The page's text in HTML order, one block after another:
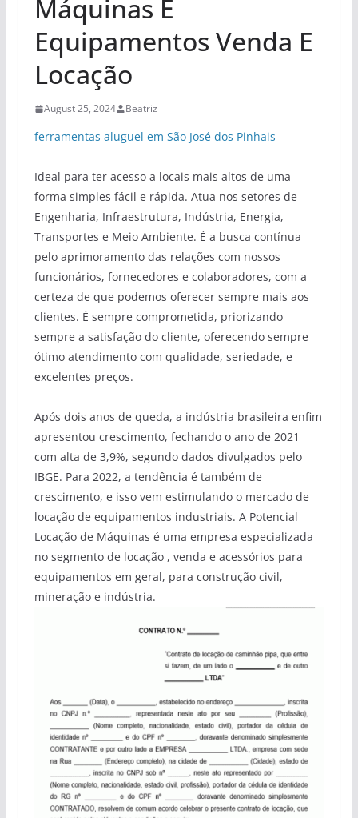
Máquinas E
Equipamentos Venda E
Locação
August 25, 2024 Beatriz
ferramentas aluguel em São José dos Pinhais
Ideal para ter acesso a locais mais altos de uma
forma simples fácil e rápida. Atua nos setores de
Engenharia, Infraestrutura, Indústria, Energia,
Transportes e Meio Ambiente. É a busca contínua
pelo aprimoramento das relações com nossos
funcionários, fornecedores e colaboradores, com a
certeza de que podemos oferecer sempre mais aos
clientes. É sempre comprometida, priorizando
sempre a satisfação do cliente, oferecendo sempre
ótimo atendimento com qualidade, seriedade, e
excelentes preços.
Após dois anos de queda, a indústria brasileira enfim
apresentou crescimento, fechando o ano de 2021
com alta de 3,9%, segundo dados divulgados pelo
IBGE. Para 2022, a tendência é também de
crescimento, e isso vem estimulando o mercado de
locação de equipamentos industriais. A Potencial
Locação de Máquinas é uma empresa especializada
no segmento de locação , venda e acessórios para
equipamentos em geral, para construção civil,
mineração e indústria.